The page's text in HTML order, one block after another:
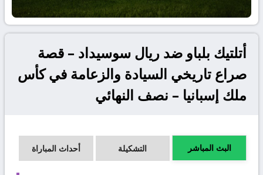
أتلتيك بلباو ضد ريال سوسيداد – قصة
صراع تاريخي السيادة والزعامة في كأس
ملك إسبانيا – نصف النهائي
البث المباشر التشكيلة أحداث المباراة